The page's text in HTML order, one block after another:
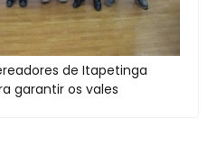
de Itapetinga
garantir os vales